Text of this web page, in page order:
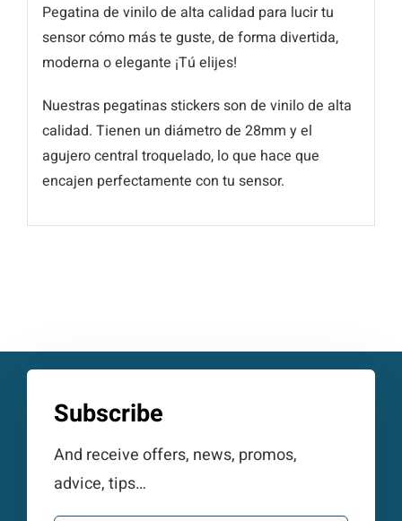
Pegatina de vinilo de alta calidad para lucir tu
sensor cómo más te guste, de forma divertida,
moderna o elegante ¡Tú elijes!
Nuestras pegatinas stickers son de vinilo de alta
calidad. Tienen un diámetro de 28mm y el
agujero central troquelado, lo que hace que
encajen perfectamente con tu sensor.
Subscribe
And receive offers, news, promos,
advice, tips…